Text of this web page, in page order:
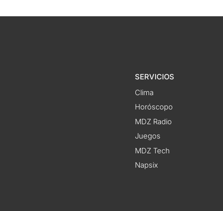
SERVICIOS
Clima
Horóscopo
MDZ Radio
Juegos
MDZ Tech
Napsix